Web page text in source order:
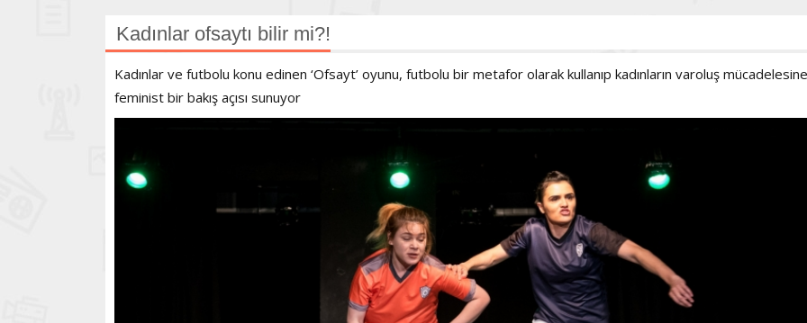
Kadınlar ofsaytı bilir mi?!
Kadınlar ve futbolu konu edinen ‘Ofsayt’ oyunu, futbolu bir metafor olarak kullanıp kadınların varoluş mücadelesine
feminist bir bakış açısı sunuyor